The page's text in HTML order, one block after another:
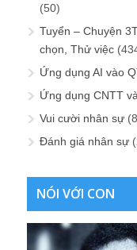
(50)
Tuyển – Chuyện
chọn, Thử việc
Ứng dụng AI vào
Ứng dụng CNTT
Vui cười nhân sự
Đánh giá nhân sự
NÓI VỚI CON